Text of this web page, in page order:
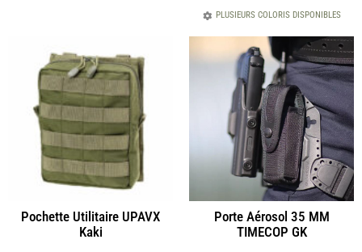
PLUSIEURS COLORIS DISPONIBLES
Pochette Utilitaire UPAVX
Kaki
Porte Aérosol 35 MM
TIMECOP GK